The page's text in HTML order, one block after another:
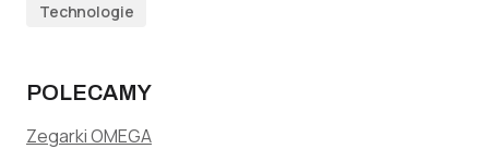
Technologie
POLECAMY
Zegarki OMEGA